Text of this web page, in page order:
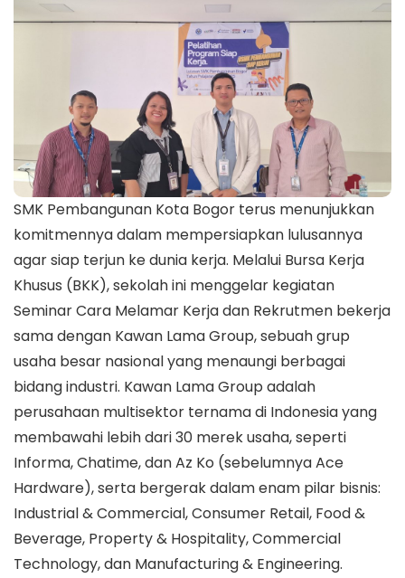
SMK Pembangunan Kota Bogor terus menunjukkan
komitmennya dalam mempersiapkan lulusannya
agar siap terjun ke dunia kerja. Melalui Bursa Kerja
Khusus (BKK), sekolah ini menggelar kegiatan
Seminar Cara Melamar Kerja dan Rekrutmen bekerja
sama dengan Kawan Lama Group, sebuah grup
usaha besar nasional yang menaungi berbagai
bidang industri. Kawan Lama Group adalah
perusahaan multisektor ternama di Indonesia yang
membawahi lebih dari 30 merek usaha, seperti
Informa, Chatime, dan Az Ko (sebelumnya Ace
Hardware), serta bergerak dalam enam pilar bisnis:
Industrial & Commercial, Consumer Retail, Food &
Beverage, Property & Hospitality, Commercial
Technology, dan Manufacturing & Engineering.